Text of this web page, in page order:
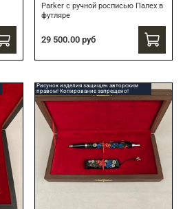
Parker с ручной росписью Палех в
футляре
29 500.00 руб
Рисунок изделия защищен авторским
правом! Копирование запрещено!